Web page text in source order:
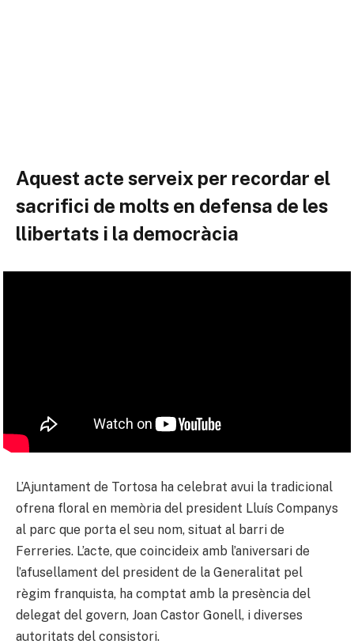
Aquest acte serveix per recordar el
sacrifici de molts en defensa de les
llibertats i la democràcia
L’Ajuntament de Tortosa ha celebrat avui la tradicional
ofrena floral en memòria del president Lluís Companys
al parc que porta el seu nom, situat al barri de
Ferreries. L’acte, que coincideix amb l’aniversari de
l’afusellament del president de la Generalitat pel
règim franquista, ha comptat amb la presència del
delegat del govern, Joan Castor Gonell, i diverses
autoritats del consistori.